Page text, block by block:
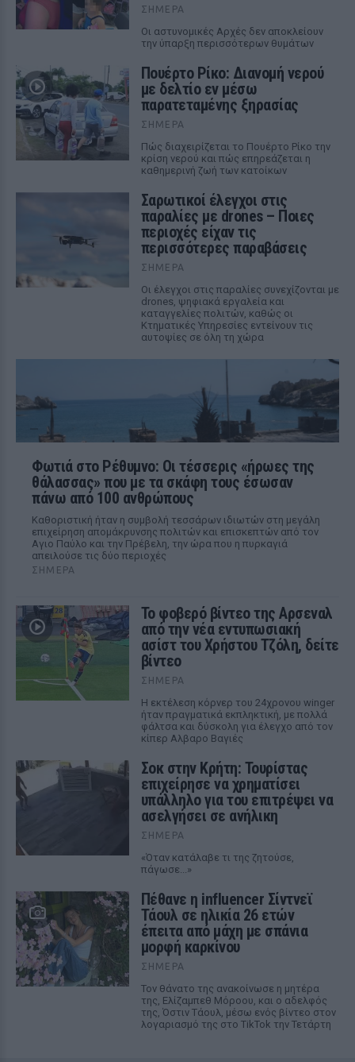
ΣΉΜΕΡΑ
Οι αστυνομικές Αρχές δεν αποκλείουν
την ύπαρξη περισσότερων θυμάτων
Πουέρτο Ρίκο: Διανομή νερού
με δελτίο εν μέσω
παρατεταμένης ξηρασίας
ΣΉΜΕΡΑ
Πώς διαχειρίζεται το Πουέρτο Ρίκο την
κρίση νερού και πώς επηρεάζεται η
καθημερινή ζωή των κατοίκων
Σαρωτικοί έλεγχοι στις
παραλίες με drones – Ποιες
περιοχές είχαν τις
περισσότερες παραβάσεις
ΣΉΜΕΡΑ
Οι έλεγχοι στις παραλίες συνεχίζονται με
drones, ψηφιακά εργαλεία και
καταγγελίες πολιτών, καθώς οι
Κτηματικές Υπηρεσίες εντείνουν τις
αυτοψίες σε όλη τη χώρα
Φωτιά στο Ρέθυμνο: Οι τέσσερις «ήρωες της
θάλασσας» που με τα σκάφη τους έσωσαν
πάνω από 100 ανθρώπους
Καθοριστική ήταν η συμβολή τεσσάρων ιδιωτών στη μεγάλη
επιχείρηση απομάκρυνσης πολιτών και επισκεπτών από τον
Αγιο Παύλο και την Πρέβελη, την ώρα που η πυρκαγιά
απειλούσε τις δύο περιοχές
ΣΉΜΕΡΑ
Το φοβερό βίντεο της Αρσεναλ
από την νέα εντυπωσιακή
ασίστ του Χρήστου Τζόλη, δείτε
βίντεο
ΣΉΜΕΡΑ
Η εκτέλεση κόρνερ του 24χρονου winger
ήταν πραγματικά εκπληκτική, με πολλά
φάλτσα και δύσκολη για έλεγχο από τον
κίπερ Αλβαρο Βαγιές
Σοκ στην Κρήτη: Τουρίστας
επιχείρησε να χρηματίσει
υπάλληλο για του επιτρέψει να
ασελγήσει σε ανήλικη
ΣΉΜΕΡΑ
«Όταν κατάλαβε τι της ζητούσε,
πάγωσε...»
Πέθανε η influencer Σίντνεϊ
Τάουλ σε ηλικία 26 ετών
έπειτα από μάχη με σπάνια
μορφή καρκίνου
ΣΉΜΕΡΑ
Τον θάνατο της ανακοίνωσε η μητέρα
της, Ελίζαμπεθ Μόροου, και ο αδελφός
της, Όστιν Τάουλ, μέσω ενός βίντεο στον
λογαριασμό της στο TikTok την Τετάρτη